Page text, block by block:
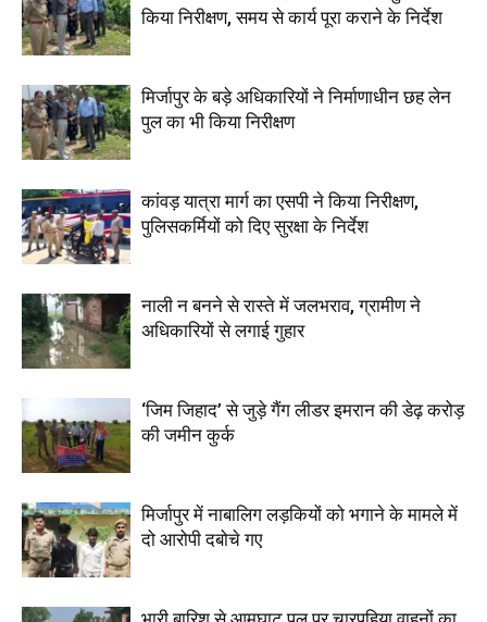
किया निरीक्षण, समय से कार्य पूरा कराने के निर्देश
मिर्जापुर के बड़े अधिकारियों ने निर्माणाधीन छह लेन
पुल का भी किया निरीक्षण
कांवड़ यात्रा मार्ग का एसपी ने किया निरीक्षण,
पुलिसकर्मियों को दिए सुरक्षा के निर्देश
नाली न बनने से रास्ते में जलभराव, ग्रामीण ने
अधिकारियों से लगाई गुहार
‘जिम जिहाद’ से जुड़े गैंग लीडर इमरान की डेढ़ करोड़
की जमीन कुर्क
मिर्जापुर में नाबालिग लड़कियों को भगाने के मामले में
दो आरोपी दबोचे गए